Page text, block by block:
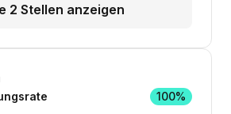
2 Stellen anzeigen
100%